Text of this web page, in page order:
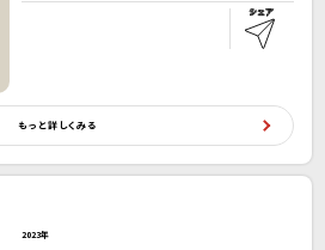
もっと詳しくみる
2023年